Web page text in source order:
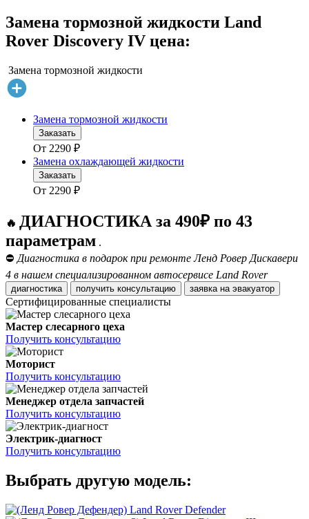
Замена тормозной жидкости Land
Rover Discovery IV цена:
Замена тормозной жидкости
Замена тормозной жидкости
Заказать
От 2290 ₽
Замена охлаждающей жидкости
Заказать
От 2290 ₽
🔥 ДИАГНОСТИКА за 490₽ по 43
параметрам .
⛔ Диагностика в подарок при ремонте Ленд Ровер Дискавери
4 в нашем специализированном автосервисе Land Rover
диагностика получить консультацию заявка на эвакуатор
Сертифицированные специалисты
Мастер слесарного цеха
Получить консультацию
Моторист
Получить консультацию
Менеджер отдела запчастей
Получить консультацию
Электрик-диагност
Получить консультацию
Выбрать другую модель:
Land Rover Defender